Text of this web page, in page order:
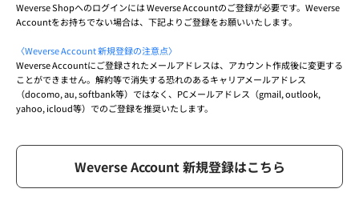
Weverse Shopへのログインには Weverse Accountのご登録が必要です。 Weverse
Accountをお持ちでない場合は、下記よりご登録をお願いいたします。
〈Weverse Account 新規登録の注意点〉
Weverse Accountにご登録されたメールアドレスは、アカウント作成後に変更する
ことができません。解約等で消失する恐れのあるキャリアメールアドレス
（docomo, au, softbank等）ではなく、PCメールアドレス（gmail, outlook,
yahoo, icloud等）でのご登録を推奨いたします。
Weverse Account 新規登録はこちら